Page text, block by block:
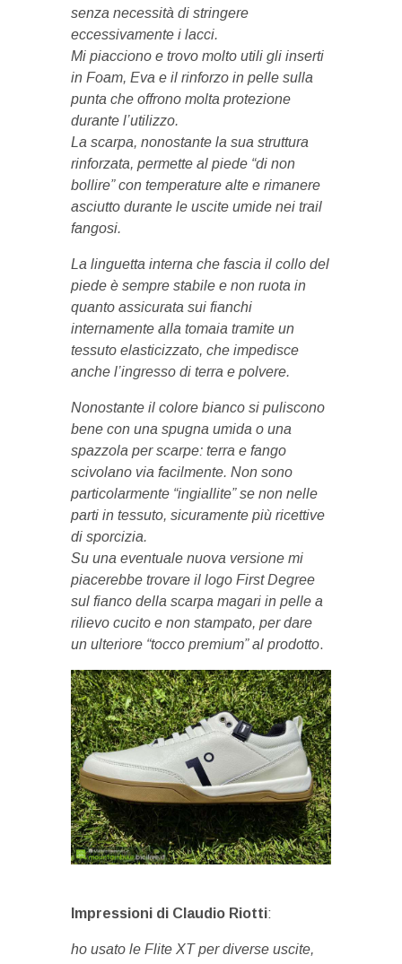
senza necessità di stringere
eccessivamente i lacci.
Mi piacciono e trovo molto utili gli inserti
in Foam, Eva e il rinforzo in pelle sulla
punta che offrono molta protezione
durante l’utilizzo.
La scarpa, nonostante la sua struttura
rinforzata, permette al piede “di non
bollire” con temperature alte e rimanere
asciutto durante le uscite umide nei trail
fangosi.
La linguetta interna che fascia il collo del
piede è sempre stabile e non ruota in
quanto assicurata sui fianchi
internamente alla tomaia tramite un
tessuto elasticizzato, che impedisce
anche l’ingresso di terra e polvere.
Nonostante il colore bianco si puliscono
bene con una spugna umida o una
spazzola per scarpe: terra e fango
scivolano via facilmente. Non sono
particolarmente “ingiallite” se non nelle
parti in tessuto, sicuramente più ricettive
di sporcizia.
Su una eventuale nuova versione mi
piacerebbe trovare il logo First Degree
sul fianco della scarpa magari in pelle a
rilievo cucito e non stampato, per dare
un ulteriore “tocco premium” al prodotto.
Impressioni di Claudio Riotti:
ho usato le Flite XT per diverse uscite,